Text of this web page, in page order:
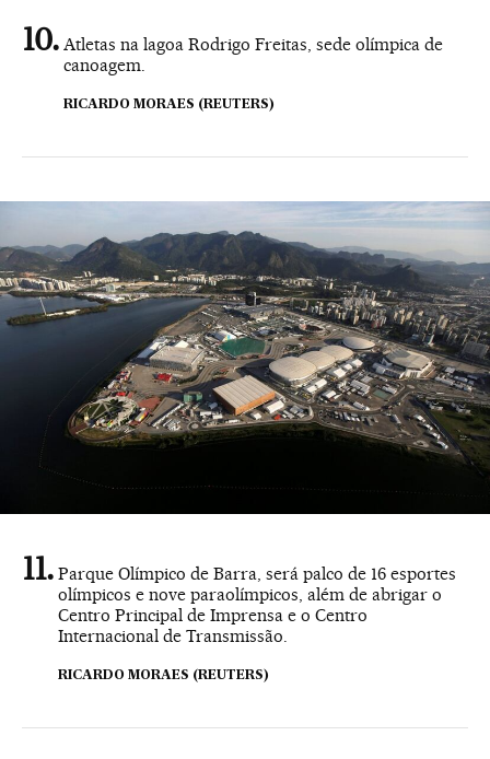
Atletas na lagoa Rodrigo Freitas, sede olímpica de
canoagem.
RICARDO MORAES (REUTERS)
Parque Olímpico de Barra, será palco de 16 esportes
olímpicos e nove paraolímpicos, além de abrigar o
Centro Principal de Imprensa e o Centro
Internacional de Transmissão.
RICARDO MORAES (REUTERS)